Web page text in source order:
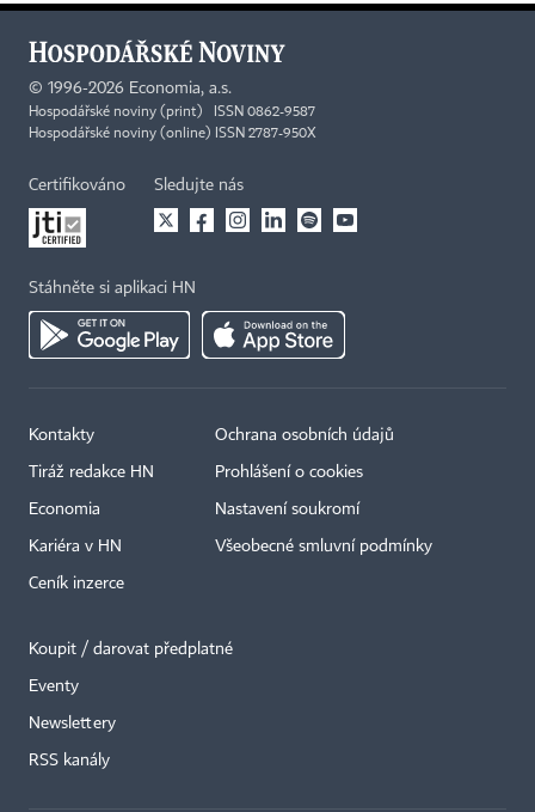
© 1996-2026 Economia, a.s.
Hospodářské noviny (print) ISSN 0862-9587
Hospodářské noviny (online) ISSN 2787-950X
Certifikováno Sledujte nás
Stáhněte si aplikaci HN
Kontakty
Tiráž redakce HN
Economia
Kariéra v HN
Ceník inzerce
Ochrana osobních údajů
Prohlášení o cookies
Nastavení soukromí
Všeobecné smluvní podmínky
Koupit / darovat předplatné
Eventy
Newslettery
RSS kanály